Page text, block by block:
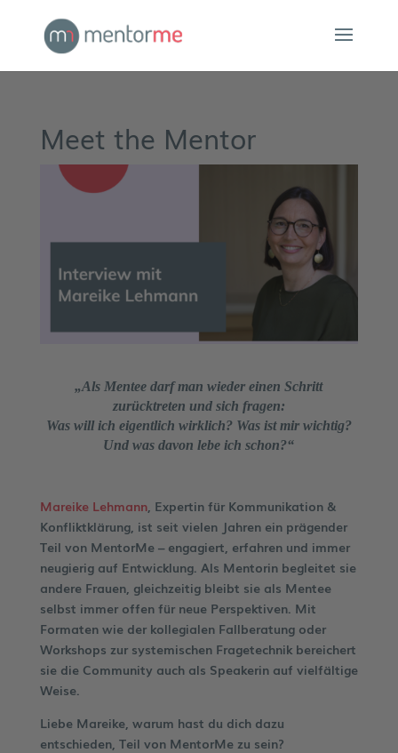
Meet the Mentor
„Als Mentee darf man wieder einen Schritt
zurücktreten und sich fragen:
Was will ich eigentlich wirklich? Was ist mir wichtig?
Und was davon lebe ich schon?“
Mareike Lehmann, Expertin für Kommunikation &
Konfliktklärung, ist seit vielen Jahren ein prägender
Teil von MentorMe – engagiert, erfahren und immer
neugierig auf Entwicklung. Als Mentorin begleitet sie
andere Frauen, gleichzeitig bleibt sie als Mentee
selbst immer offen für neue Perspektiven. Mit
Formaten wie der kollegialen Fallberatung oder
Workshops zur systemischen Fragetechnik bereichert
sie die Community auch als Speakerin auf vielfältige
Weise.
Liebe Mareike, warum hast du dich dazu
entschieden, Teil von MentorMe zu sein?